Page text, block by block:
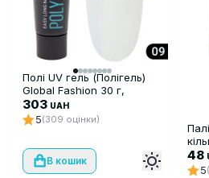
Полі UV гель (Полігель)
Global Fashion 30 г,
прозорий 09
303 UAH
5(309 оцінки)
В кошик 48
5